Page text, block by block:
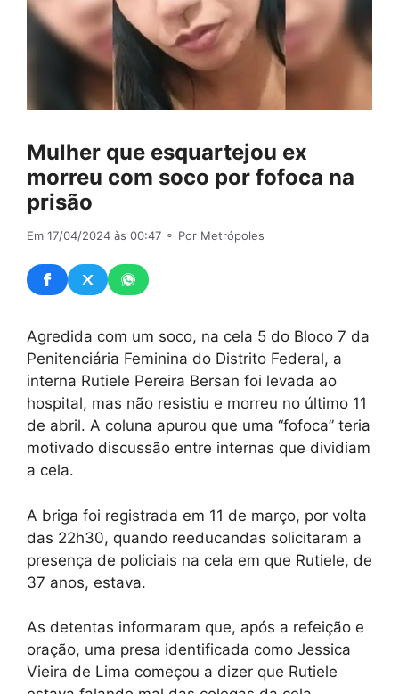
Mulher que esquartejou ex
morreu com soco por fofoca na
prisão
Em 17/04/2024 às 00:47 ⚬ Por Metrópoles
Agredida com um soco, na cela 5 do Bloco 7 da
Penitenciária Feminina do Distrito Federal, a
interna Rutiele Pereira Bersan foi levada ao
hospital, mas não resistiu e morreu no último 11
de abril. A coluna apurou que uma “fofoca” teria
motivado discussão entre internas que dividiam
a cela.
A briga foi registrada em 11 de março, por volta
das 22h30, quando reeducandas solicitaram a
presença de policiais na cela em que Rutiele, de
37 anos, estava.
As detentas informaram que, após a refeição e
oração, uma presa identificada como Jessica
Vieira de Lima começou a dizer que Rutiele